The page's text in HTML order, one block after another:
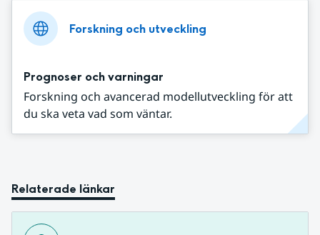
Forskning och utveckling
Prognoser och varningar
Forskning och avancerad modellutveckling för att
du ska veta vad som väntar.
Relaterade länkar